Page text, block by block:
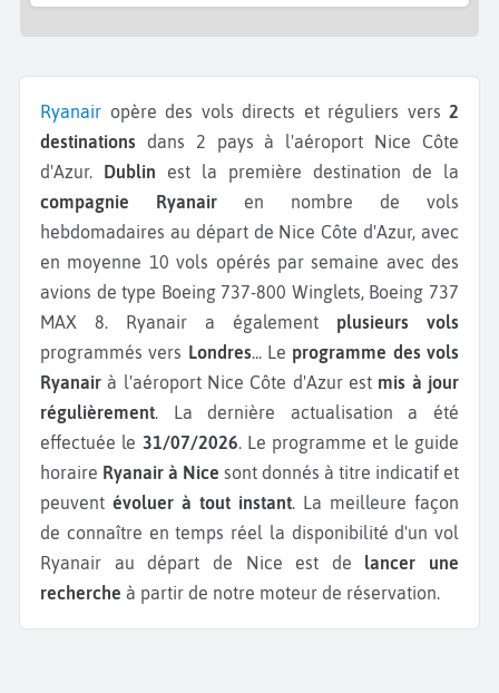
Ryanair opère des vols directs et réguliers vers 2
destinations dans 2 pays à l'aéroport Nice Côte
d'Azur. Dublin est la première destination de la
compagnie Ryanair en nombre de vols
hebdomadaires au départ de Nice Côte d'Azur, avec
en moyenne 10 vols opérés par semaine avec des
avions de type Boeing 737-800 Winglets, Boeing 737
MAX 8. Ryanair a également plusieurs vols
programmés vers Londres... Le programme des vols
Ryanair à l'aéroport Nice Côte d'Azur est mis à jour
régulièrement. La dernière actualisation a été
effectuée le 31/07/2026. Le programme et le guide
horaire Ryanair à Nice sont donnés à titre indicatif et
peuvent évoluer à tout instant. La meilleure façon
de connaître en temps réel la disponibilité d'un vol
Ryanair au départ de Nice est de lancer une
recherche à partir de notre moteur de réservation.